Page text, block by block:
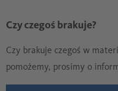
Czy czegoś brakuje?
Czy brakuje czegoś w
pomożemy, prosimy o